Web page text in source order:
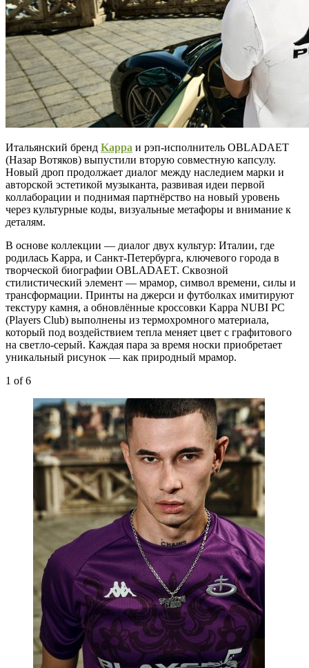
Итальянский бренд Kappa и рэп-исполнитель OBLADAET
(Назар Вотяков) выпустили вторую совместную капсулу.
Новый дроп продолжает диалог между наследием марки и
авторской эстетикой музыканта, развивая идеи первой
коллаборации и поднимая партнёрство на новый уровень
через культурные коды, визуальные метафоры и внимание к
деталям.
В основе коллекции — диалог двух культур: Италии, где
родилась Kappa, и Санкт-Петербурга, ключевого города в
творческой биографии OBLADAET. Сквозной
стилистический элемент — мрамор, символ времени, силы и
трансформации. Принты на джерси и футболках имитируют
текстуру камня, а обновлённые кроссовки Kappa NUBI PC
(Players Club) выполнены из термохромного материала,
который под воздействием тепла меняет цвет с графитового
на светло-серый. Каждая пара за время носки приобретает
уникальный рисунок — как природный мрамор.
1 of 6